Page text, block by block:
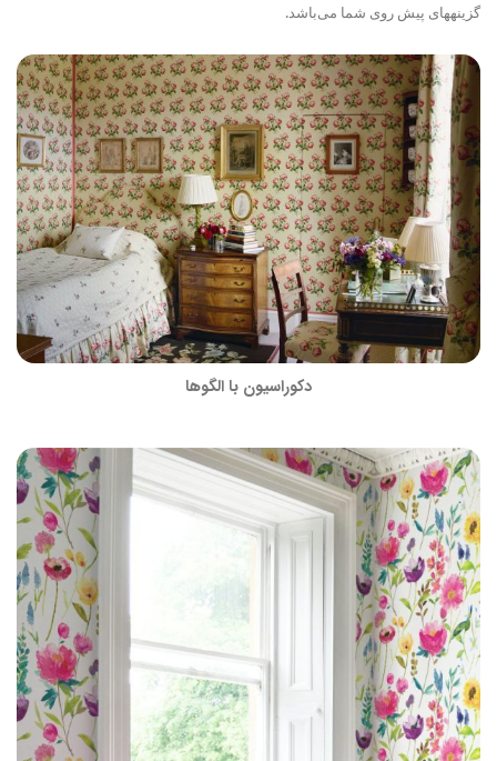
گزینههای پیش روی شما می‌باشد.
دکوراسیون با الگوها